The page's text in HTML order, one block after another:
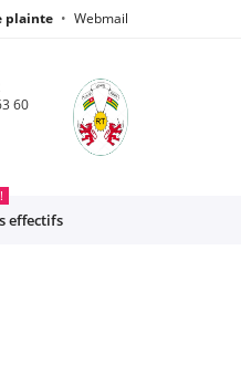
plainte Webmail
60
effectifs